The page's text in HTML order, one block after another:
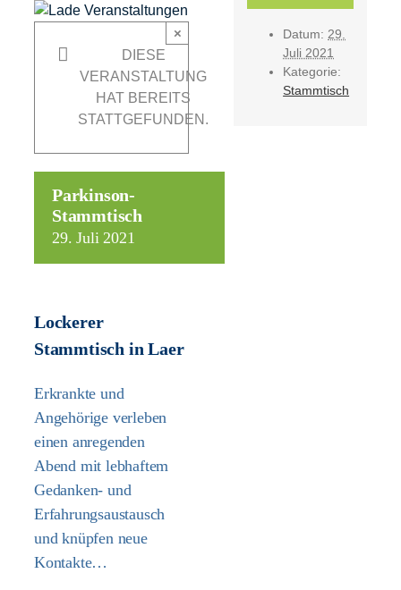
Kontakt
Suche
DIESE
VERANSTALTUNG
HAT BEREITS
STATTGEFUNDEN.
×
Parkinson-
Stammtisch
29. Juli 2021
Lockerer
Stammtisch in Laer
Erkrankte und
Angehörige verleben
einen anregenden
Abend mit lebhaftem
Gedanken- und
Erfahrungsaustausch
und knüpfen neue
Kontakte…
Datum: 29.
Juli 2021
Kategorie:
Stammtisch